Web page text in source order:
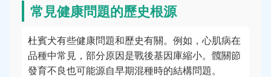
常見健康問題的歷史根源
杜賓犬有些健康問題和歷史有關。例如，心肌病在
品種中常見，部分原因是戰後基因庫縮小。髖關節
發育不良也可能源自早期混種時的結構問題。